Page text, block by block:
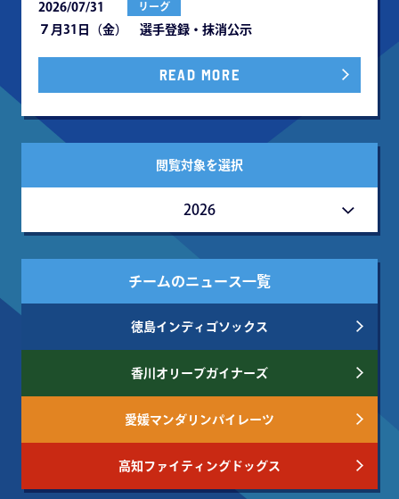
2026/07/31 リーグ
７月31日（金） 選手登録・抹消公示
READ MORE
閲覧対象を選択
2026
チームのニュース一覧
徳島インディゴソックス
香川オリーブガイナーズ
愛媛マンダリンパイレーツ
高知ファイティングドッグス